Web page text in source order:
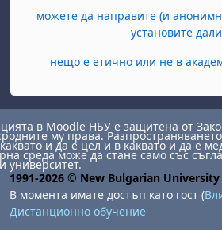
можете да направите (и
установите дали
нещо е етично или не в
в Moodle НБУ е защитена от
му права.
и да е цел и в каквато и да е
среда може да стане само със
университет.
1991-2026 © New Bulgarian University
В момента имате достъп като гост (
Дистанционно обучение